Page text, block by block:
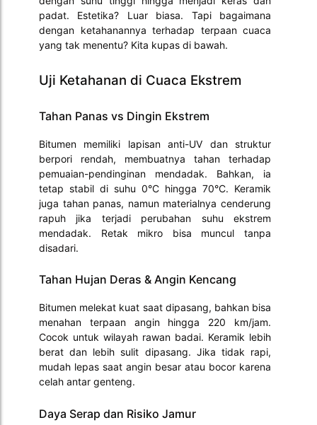
padat. Estetika? Luar biasa. Tapi bagaimana
dengan ketahanannya terhadap terpaan cuaca
yang tak menentu? Kita kupas di bawah.
Uji Ketahanan di Cuaca Ekstrem
Tahan Panas vs Dingin Ekstrem
Bitumen memiliki lapisan anti-UV dan struktur
berpori rendah, membuatnya tahan terhadap
pemuaian-pendinginan mendadak. Bahkan, ia
tetap stabil di suhu 0°C hingga 70°C. Keramik
juga tahan panas, namun materialnya cenderung
rapuh jika terjadi perubahan suhu ekstrem
mendadak. Retak mikro bisa muncul tanpa
disadari.
Tahan Hujan Deras & Angin Kencang
Bitumen melekat kuat saat dipasang, bahkan bisa
menahan terpaan angin hingga 220 km/jam.
Cocok untuk wilayah rawan badai. Keramik lebih
berat dan lebih sulit dipasang. Jika tidak rapi,
mudah lepas saat angin besar atau bocor karena
celah antar genteng.
Daya Serap dan Risiko Jamur